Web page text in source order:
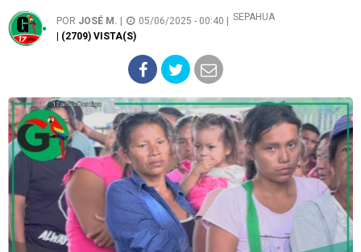
POR JOSÉ M. 05/06/2025 - 00:40 |
SEPAHUA
| (2709) VISTA(S)